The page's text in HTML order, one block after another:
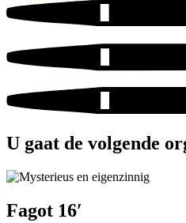
U gaat de volgende
Fagot 16′